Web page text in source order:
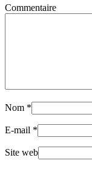
Commentaire
Nom *
E-mail *
Site web